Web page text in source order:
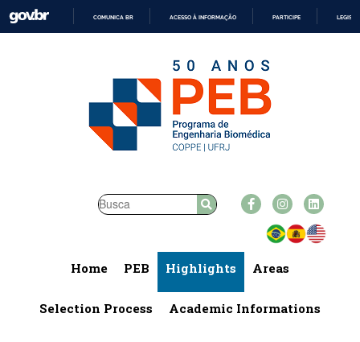
O
CONTEÚDO
COMUNICA BR ACESSO À INFORMAÇÃO PARTICIPE
Home PEB Highlights Areas
Selection Process Academic Informations